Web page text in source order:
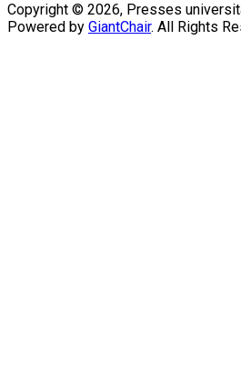
Copyright © 2026, Presses
Powered by GiantChair. All Rights